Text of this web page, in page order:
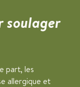
soulager
part, les
allergique et